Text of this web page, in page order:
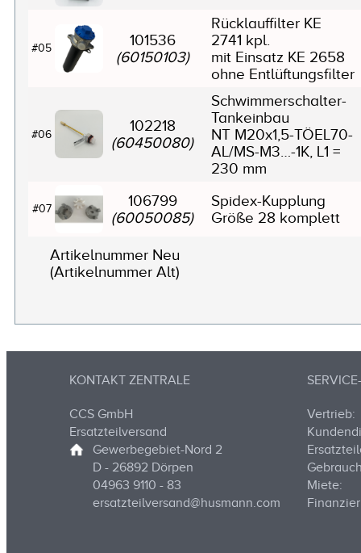
#05
101536
(60150103)
Rücklauffilter KE
2741 kpl.
mit Einsatz KE 2658
ohne Entlüftungsfilter
#06
102218
(60450080)
Schwimmerschalter-
Tankeinbau
NT M20x1,5-TÖEL70-
AL/MS-M3…-1K, L1 =
230 mm
#07
106799
(60050085)
Spidex-Kupplung
Größe 28 komplett
Artikelnummer Neu
(Artikelnummer Alt)
KONTAKT ZENTRALE
CCS GmbH
Ersatzteilversand
Gewerbegebiet-Nord 2
D - 26892 Dörpen
04963 9110 - 83
ersatzteilversand@husmann.com
Vertrieb:
Miete: